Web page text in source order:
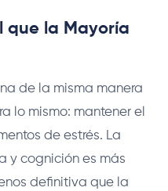
que la Mayoría
de la misma manera
lo mismo: mantener el
de estrés. La
y cognición es más
definitiva que la